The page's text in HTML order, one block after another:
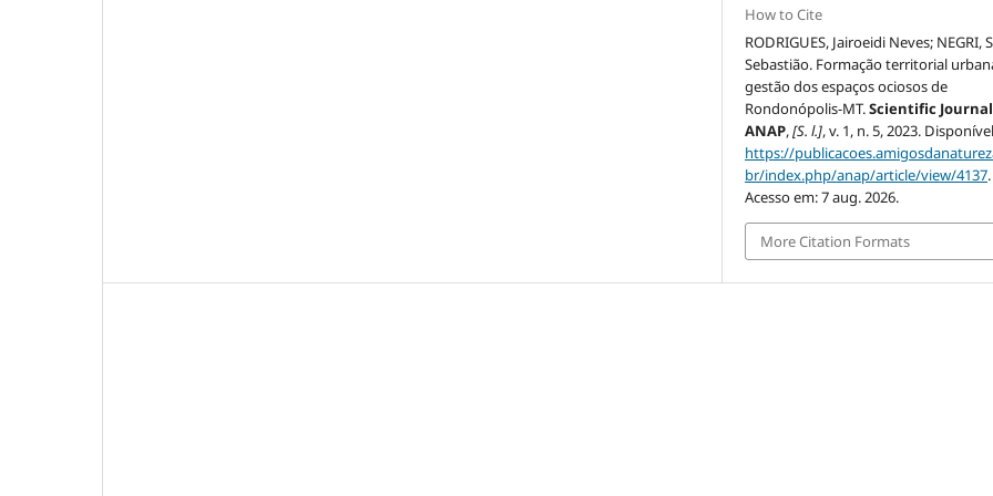
How to Cite
RODRIGUES, Jairoeidi Neves; NEGRI,
Sebastião. Formação territorial
gestão dos espaços ociosos de
Rondonópolis-MT.Scientific Journal
ANAP,[S. l.], v. 1, n. 5, 2023.
https://
br/index.php/anap/article/view/4137.
Acesso em: 7 aug. 2026.
More Citation Formats